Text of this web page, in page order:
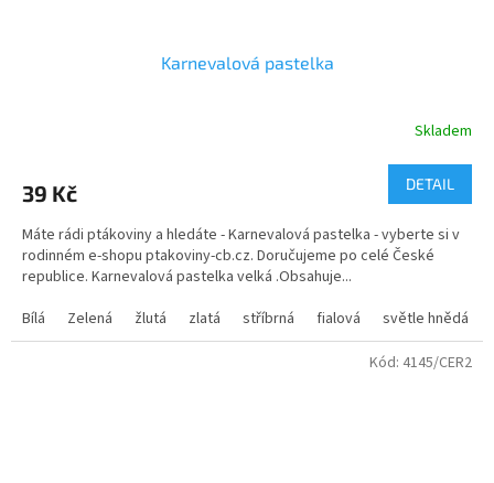
Karnevalová pastelka
Skladem
39 Kč DETAIL
Máte rádi ptákoviny a hledáte - Karnevalová pastelka - vyberte si v
rodinném e-shopu ptakoviny-cb.cz. Doručujeme po celé České
republice. Karnevalová pastelka velká .Obsahuje...
Bílá
Zelená žlutá zlatá stříbrná fialová světle hnědá
Kód: 4145/CER2